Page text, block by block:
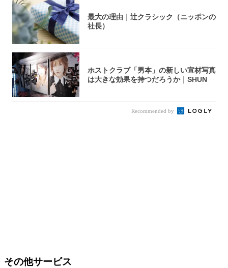
最大の理由｜辻クラシック（ニッポンの
社長）
ホストクラブ「男本」の新しい宣材写真
は大きな効果を持つだろうか｜SHUN
Recommended by
その他サービス